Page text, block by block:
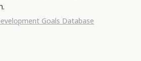
Goals Database